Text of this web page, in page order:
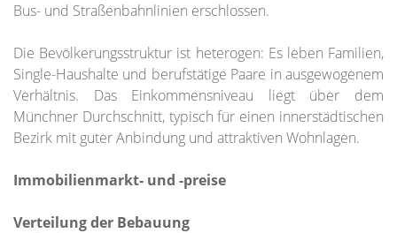
Bus- und Straßenbahnlinien erschlossen.
Die Bevölkerungsstruktur ist heterogen: Es leben Familien,
Single-Haushalte und berufstätige Paare in ausgewogenem
Verhältnis. Das Einkommensniveau liegt über dem
Münchner Durchschnitt, typisch für einen innerstädtischen
Bezirk mit guter Anbindung und attraktiven Wohnlagen.
Immobilienmarkt- und -preise
Verteilung der Bebauung